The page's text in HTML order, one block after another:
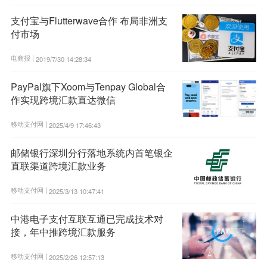
支付宝与Flutterwave合作 布局非洲支
付市场
电商报 | 2019/7/30 14:28:34
PayPal旗下Xoom与Tenpay Global合
作实现跨境汇款直达微信
移动支付网 | 2025/4/9 17:46:43
邮储银行深圳分行落地系统内首笔银企
直联渠道跨境汇款业务
移动支付网 | 2025/3/13 10:47:41
中港电子支付互联互通已完成技术对
接，年中推跨境汇款服务
移动支付网 | 2025/2/26 12:57:13